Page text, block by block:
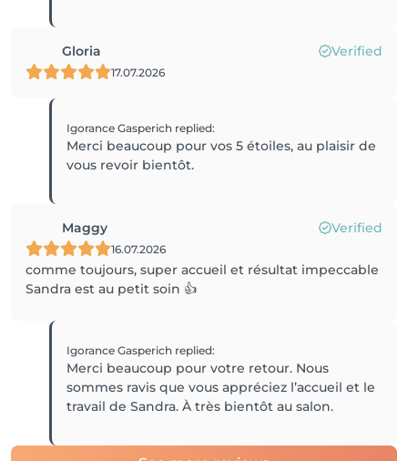
Gloria Verified
17.07.2026
Igorance Gasperich replied:
Merci beaucoup pour vos 5 étoiles, au plaisir de
vous revoir bientôt.
Maggy Verified
16.07.2026
comme toujours, super accueil et résultat impeccable
Sandra est au petit soin 👍
Igorance Gasperich replied:
Merci beaucoup pour votre retour. Nous
sommes ravis que vous appréciez l’accueil et le